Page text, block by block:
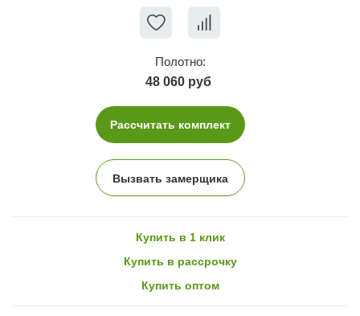
Полотно:
48 060 руб
Рассчитать комплект
Вызвать замерщика
Купить в 1 клик
Купить в рассрочку
Купить оптом